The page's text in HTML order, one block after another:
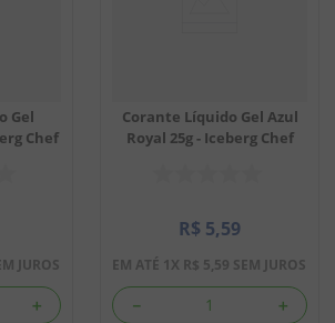
Gel
Chef
JUROS
＋
Corante Líquido Gel Azul
Royal 25g - Iceberg Chef
R$ 5,59
EM ATÉ 1X R$ 5,59 SEM JUROS
＋
－